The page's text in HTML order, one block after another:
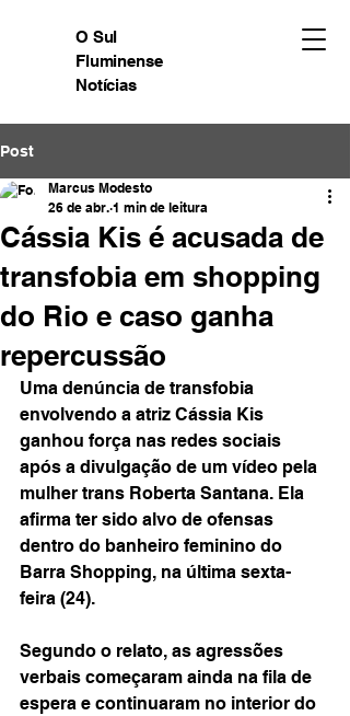
O Sul
Fluminense
Notícias
Post
Cássia Kis é acusada de
transfobia em shopping
do Rio e caso ganha
repercussão
Marcus Modesto
26 de abr. 1 min de leitura
Uma denúncia de transfobia
envolvendo a atriz Cássia Kis
ganhou força nas redes sociais
após a divulgação de um vídeo pela
mulher trans Roberta Santana. Ela
afirma ter sido alvo de ofensas
dentro do banheiro feminino do
Barra Shopping, na última sexta-
feira (24).
Segundo o relato, as agressões
verbais começaram ainda na fila de
espera e continuaram no interior do